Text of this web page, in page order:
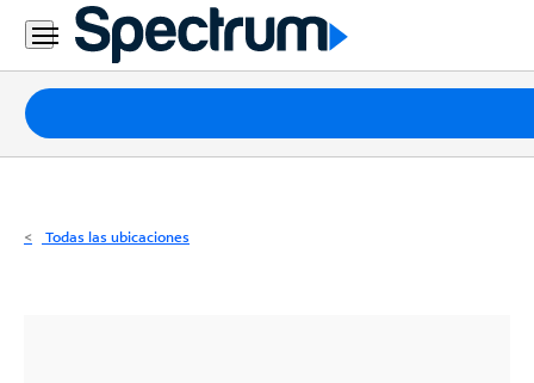
Residencial
Business
Paquetes
Internet
Todas las ubicaciones